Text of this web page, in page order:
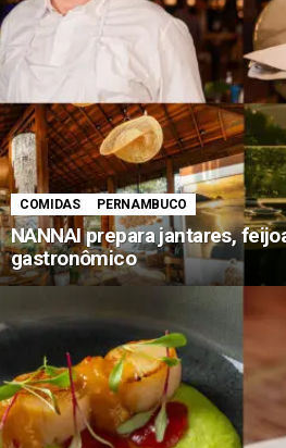
COMIDAS PERNAMBUCO
NANNAI prepara jantares,
gastronômico